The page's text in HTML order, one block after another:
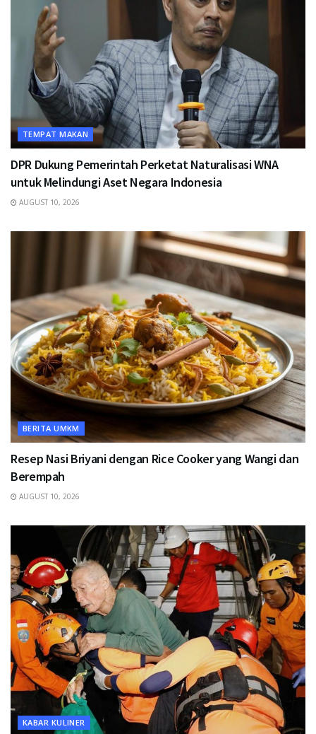
TEMPAT MAKAN
DPR Dukung Pemerintah Perketat Naturalisasi WNA
untuk Melindungi Aset Negara Indonesia
AUGUST 10, 2026
BERITA UMKM
Resep Nasi Briyani dengan Rice Cooker yang Wangi dan
Berempah
AUGUST 10, 2026
KABAR KULINER